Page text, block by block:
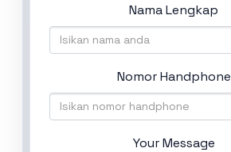
Nama Lengkap
Nomor Handphone
Your Message